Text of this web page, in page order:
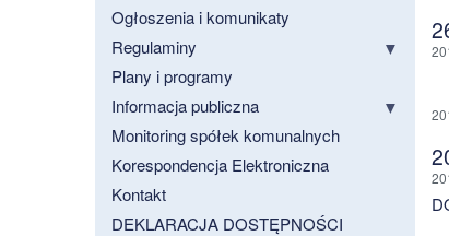
Ogłoszenia i komunikaty
Regulaminy
Plany i programy
Informacja publiczna
Monitoring spółek komunalnych
Korespondencja Elektroniczna
Kontakt
DEKLARACJA DOSTĘPNOŚCI